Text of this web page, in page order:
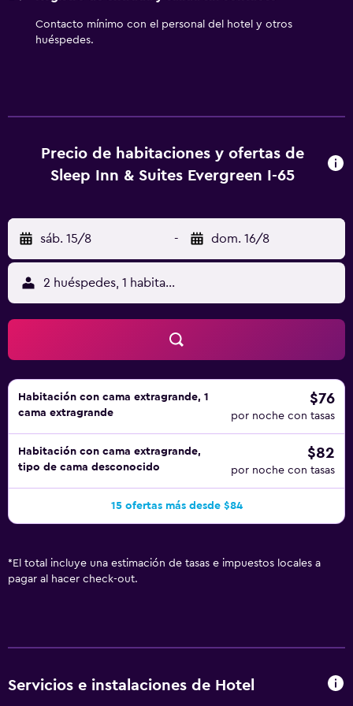
Contacto mínimo con el personal del hotel y otros
huéspedes.
Precio de habitaciones y ofertas de
Sleep Inn & Suites Evergreen I-65
sáb. 15/8 - dom. 16/8
2 huéspedes, 1 habitación
Habitación con cama extragrande, 1
cama extragrande
$76
por noche con tasas
Habitación con cama extragrande,
tipo de cama desconocido
$82
por noche con tasas
15 ofertas más desde $84
* El total incluye una estimación de tasas e impuestos locales a
pagar al hacer check-out.
Servicios e instalaciones de Hotel